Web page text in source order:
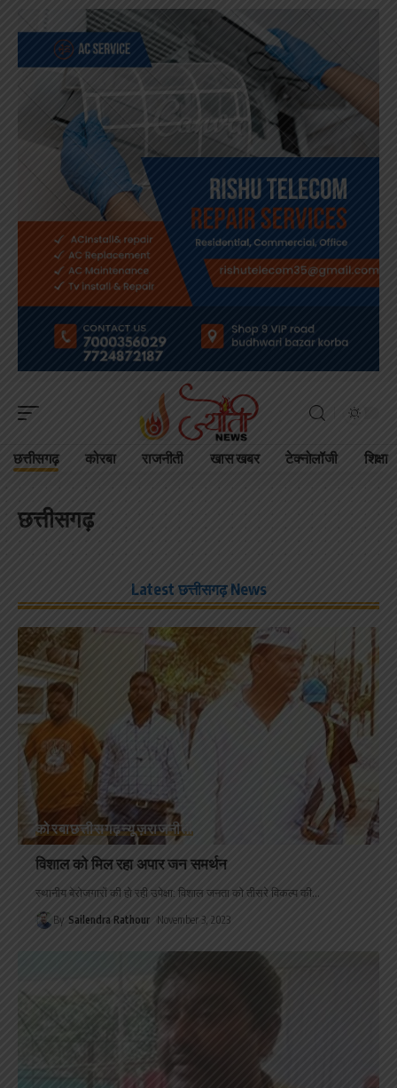
छत्तीसगढ़ कोरबा राजनीती खास खबर टेक्नोलॉजी शिक्षा
छत्तीसगढ़
Latest छत्तीसगढ़ News
कोरबाछत्तीसगढ़न्यूज़राजनीती
विशाल को मिल रहा अपार जन समर्थन
स्थानीय बेरोजगारों की हो रही उपेक्षा: विशाल जनता को तीसरे विकल्प की…
By Sailendra Rathour November 3, 2023